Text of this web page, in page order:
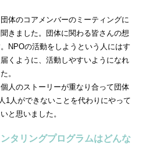
体のコアメンバーのミーティングに
きました。団体に関わる皆さんの想
NPOの活動をしようという人にはす
くように、活動しやすいようになれ
。
人のストーリーが重なり合って団体
1人ができないことを代わりにやって
と思いました。
タリングプログラムはどんな